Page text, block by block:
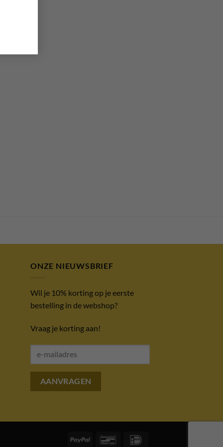
ONZE NIEUWSBRIEF
Wil je 10% korting op je eerste
bestelling in de webshop?
Vraag je korting aan!
PayPal Bancontact